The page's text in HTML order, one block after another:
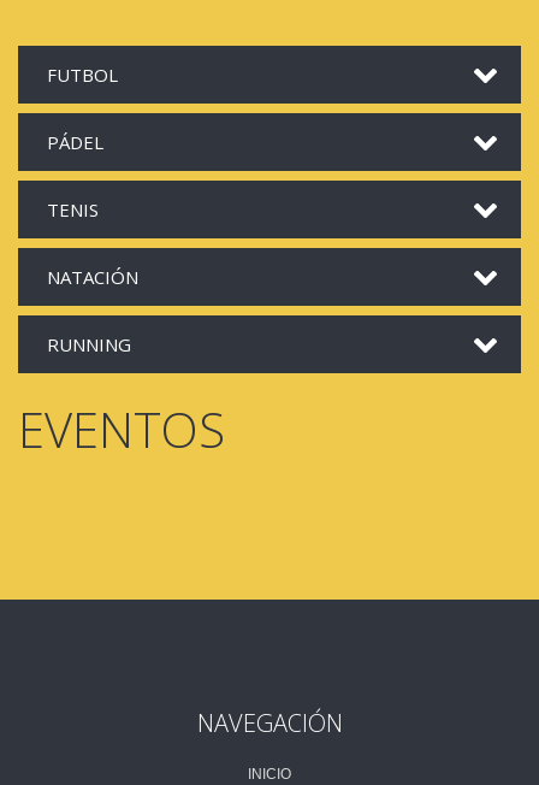
FUTBOL
PÁDEL
TENIS
NATACIÓN
RUNNING
EVENTOS
NAVEGACIÓN
INICIO